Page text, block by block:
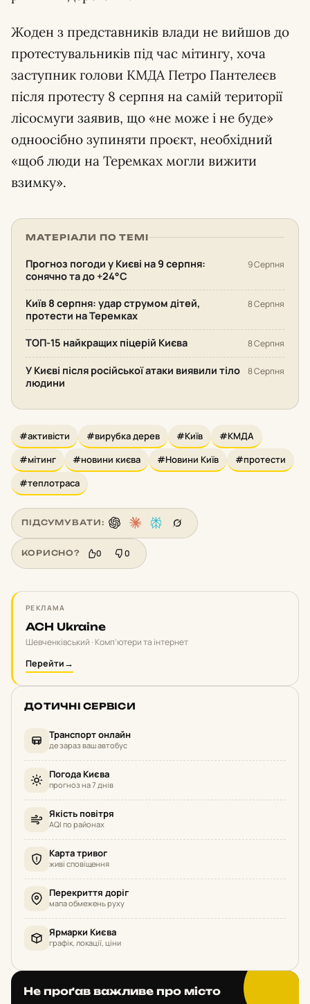
Жоден з представників влади не вийшов до
протестувальників під час мітингу, хоча
заступник голови КМДА Петро Пантелеєв
після протесту 8 серпня на самій території
лісосмуги заявив, що
не може і не буде
одноосібно зупиняти проєкт, необхідний
щоб люди на Теремках могли вижити
взимку .
МАТЕРІАЛИ ПО ТЕМІ
Прогноз погоди у Києві на 9 серпня:
сонячно та до +24°С
9 Серпня
Київ 8 серпня: удар струмом дітей,
протести на Теремках
8 Серпня
ТОП-15 найкращих піцерій Києва 8 Серпня
У Києві після російської атаки виявили тіло
людини
8 Серпня
#активісти #вирубка дерев #Київ
#КМДА
#мітинг
#новини києва #Новини Київ
#протести
#теплотраса
ПІДСУМУВАТИ:
КОРИСНО? 0 0
РЕКЛАМА
ACH Ukraine
Шевченківський · Комп'ютери та інтернет
Перейти→
ДОТИЧНІ СЕРВІСИ
Транспорт онлайн
де зараз ваш автобус
Погода Києва
прогноз на 7 днів
Якість повітря
AQI по районах
Карта тривог
живі сповіщення
Перекриття доріг
мапа обмежень руху
Ярмарки Києва
графік, локації, ціни
Не проґав важливе про місто